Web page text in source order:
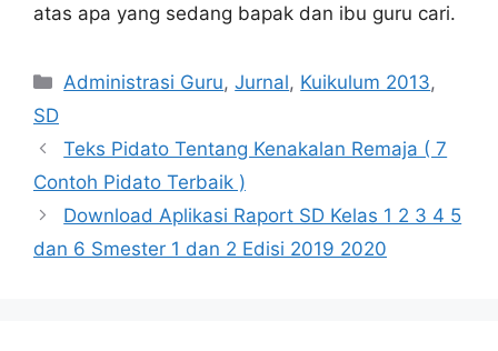
atas apa yang sedang bapak dan ibu guru cari.
Kategori
Administrasi Guru,Jurnal, Kuikulum 2013,
SD
Teks Pidato Tentang Kenakalan Remaja ( 7
Contoh Pidato Terbaik )
Download Aplikasi Raport SD Kelas 1 2 3 4 5
dan 6 Smester 1 dan 2 Edisi 2019 2020